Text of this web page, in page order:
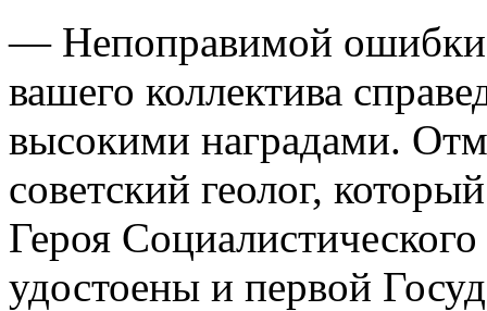
— Непоправимой ошибки,
вашего коллектива
высокими наградами.
советский геолог,
Героя
удостоены и первой